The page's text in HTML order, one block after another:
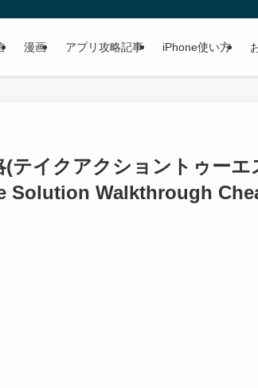
漫画 アプリ攻略記事 iPhone使い方
テイクアクショントゥーエ
Solution Walkthrough